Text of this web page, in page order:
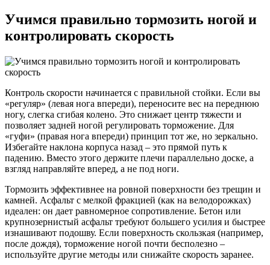
Учимся правильно тормозить ногой и
контролировать скорость
Контроль скорости начинается с правильной стойки. Если вы
«регуляр» (левая нога впереди), переносите вес на переднюю
ногу, слегка сгибая колено. Это снижает центр тяжести и
позволяет задней ногой регулировать торможение. Для
«гуфи» (правая нога впереди) принцип тот же, но зеркально.
Избегайте наклона корпуса назад – это прямой путь к
падению. Вместо этого держите плечи параллельно доске, а
взгляд направляйте вперед, а не под ноги.
Тормозить эффективнее на ровной поверхности без трещин и
камней. Асфальт с мелкой фракцией (как на велодорожках)
идеален: он дает равномерное сопротивление. Бетон или
крупнозернистый асфальт требуют большего усилия и быстрее
изнашивают подошву. Если поверхность скользкая (например,
после дождя), торможение ногой почти бесполезно –
используйте другие методы или снижайте скорость заранее.